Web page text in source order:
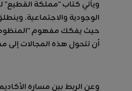
ويأتي كتاب "مملكة القطيع"
الوجودية والاجتماعية.
حيث يفكك مفهوم
أن تتحول هذه المجالات إلى
وعن الربط بين مساره